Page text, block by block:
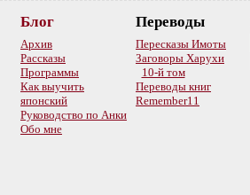
Блог
Архив
Рассказы
Программы
Как выучить
японский
Руководство по Анки
Обо мне
Переводы
Пересказы Имоты
Заговоры Харухи
10-й том
Переводы книг
Remember11